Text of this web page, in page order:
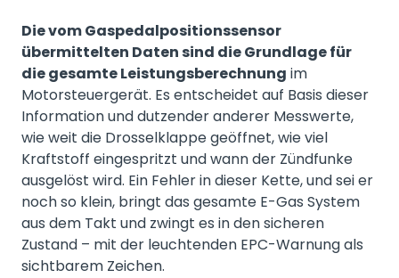
Die vom Gaspedalpositionssensor
übermittelten Daten sind die Grundlage für
die gesamte Leistungsberechnung im
Motorsteuergerät. Es entscheidet auf Basis dieser
Information und dutzender anderer Messwerte,
wie weit die Drosselklappe geöffnet, wie viel
Kraftstoff eingespritzt und wann der Zündfunke
ausgelöst wird. Ein Fehler in dieser Kette, und sei er
noch so klein, bringt das gesamte E-Gas System
aus dem Takt und zwingt es in den sicheren
Zustand – mit der leuchtenden EPC-Warnung als
sichtbarem Zeichen.